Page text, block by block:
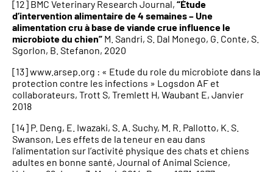
[12] BMC Veterinary Research Journal, “Étude
d’intervention alimentaire de 4 semaines – Une
alimentation cru à base de viande crue influence le
microbiote du chien” M. Sandri, S. Dal Monego, G. Conte, S.
Sgorlon, B. Stefanon, 2020
[13] www.arsep.org : « Etude du role du microbiote dans la
protection contre les infections » Logsdon AF et
collaborateurs, Trott S, Tremlett H, Waubant E, Janvier
2018
[14] P. Deng, E. Iwazaki, S. A. Suchy, M. R. Pallotto, K. S.
Swanson, Les effets de la teneur en eau dans
l’alimentation sur l’activité physique des chats et chiens
adultes en bonne santé, Journal of Animal Science,